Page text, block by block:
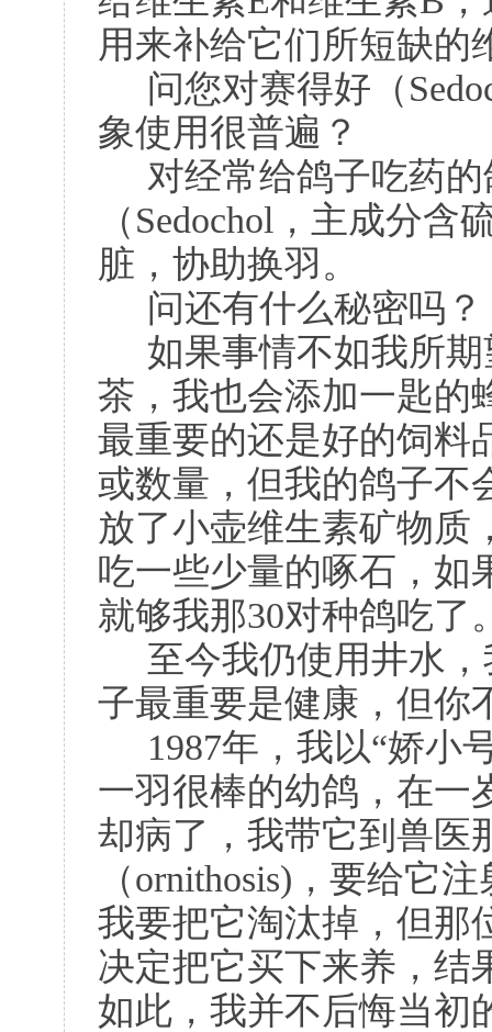
用来补给它们所短缺的
问您对赛得好（
象使用很普遍？
对经常给鸽子吃药
（Sedochol，主成分
脏，协助换羽。
问还有什么秘密吗？
如果事情不如我所
茶，我也会添加一匙的
最重要的还是好的饲料
或数量，但我的鸽子不
放了小壶维生素矿物质
吃一些少量的啄石，如
就够我那30对种鸽吃了
至今我仍使用井水
子最重要是健康，但你
1987年，我以“娇小
一羽很棒的幼鸽，在一
却病了，我带它到兽医
（ornithosis)，要给它
我要把它淘汰掉，但那
决定把它买下来养，结
如此，我并不后悔当初